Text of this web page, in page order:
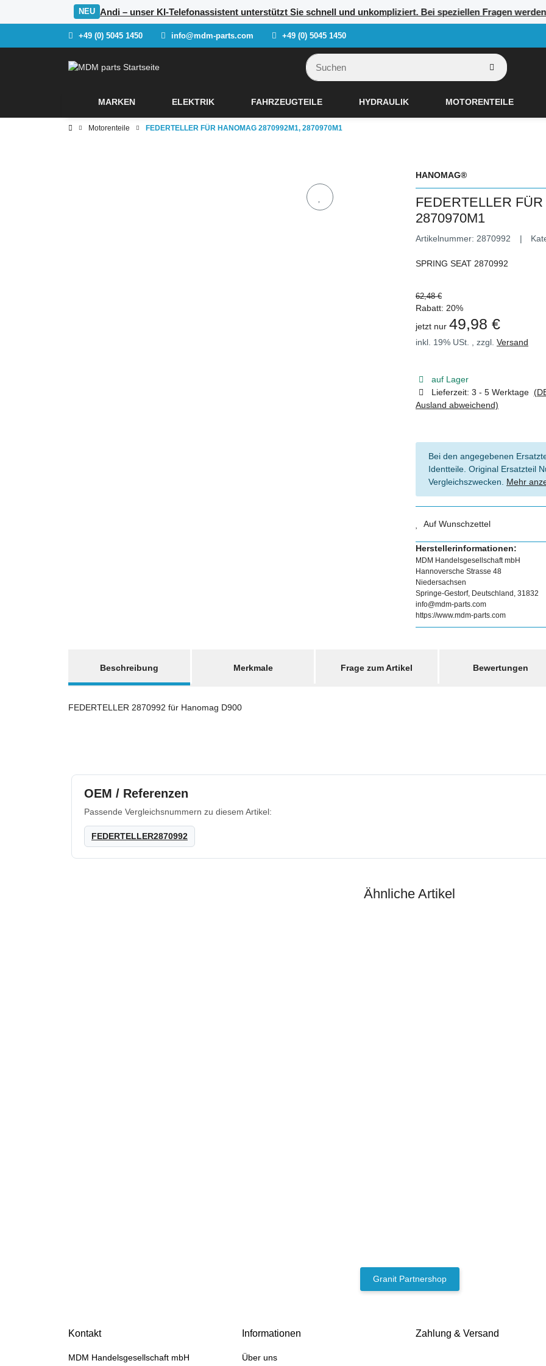
NEU Andi – unser KI-Telefonassistent unterstützt Sie schnell und unkompliziert. Bei speziellen Fragen
+49 (0) 5045 1450 info@mdm-parts.com +49 (0) 5045 1450
MARKEN ELEKTRIK FAHRZEUGTEILE HYDRAULIK MOTORENTEILE
Motorenteile FEDERTELLER FÜR HANOMAG 2870992M1, 2870970M1
HANOMAG®
FEDERTELLER
2870970M1
Artikelnummer: 2870992
SPRING SEAT 2870992
62,48 €
Rabatt: 20%
jetzt nur 49,98 €
inkl. 19% USt. , zzgl. Versand
auf Lager
Lieferzeit: 3 - 5 Werktage
Ausland abweichend)
Bei den angegebenen
Identteile. Original Ersatzteil
Vergleichszwecken. Mehr
Auf Wunschzettel
Herstellerinformationen:
MDM Handelsgesellschaft mbH
Hannoversche Strasse 48
Niedersachsen
Springe-Gestorf, Deutschland, 31832
info@mdm-parts.com
https://www.mdm-parts.com
Beschreibung
Merkmale Frage zum Artikel Bewertungen
FEDERTELLER 2870992 für Hanomag D900
OEM / Referenzen
Passende Vergleichsnummern zu diesem Artikel:
FEDERTELLER2870992
Ähnliche Artikel
2871743M91, 194933700
59,50 €
Granit Partnershop
Kontakt
MDM Handelsgesellschaft mbH
Informationen
Über uns
Zahlung & Versand